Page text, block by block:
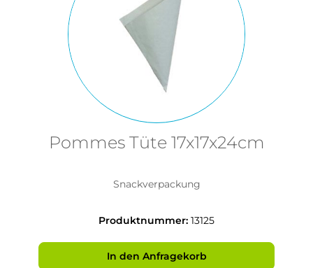
Pommes Tüte 17x17x24cm
Snackverpackung
Produktnummer: 13125
In den Anfragekorb